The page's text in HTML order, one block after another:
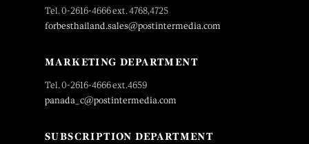
Tel. 0-2616-4666 ext. 4768,4725
forbesthailand.sales@postintermedia.com
MARKETING DEPARTMENT
Tel. 0-2616-4666 ext.4659
panada_c@postintermedia.com
SUBSCRIPTION DEPARTMENT